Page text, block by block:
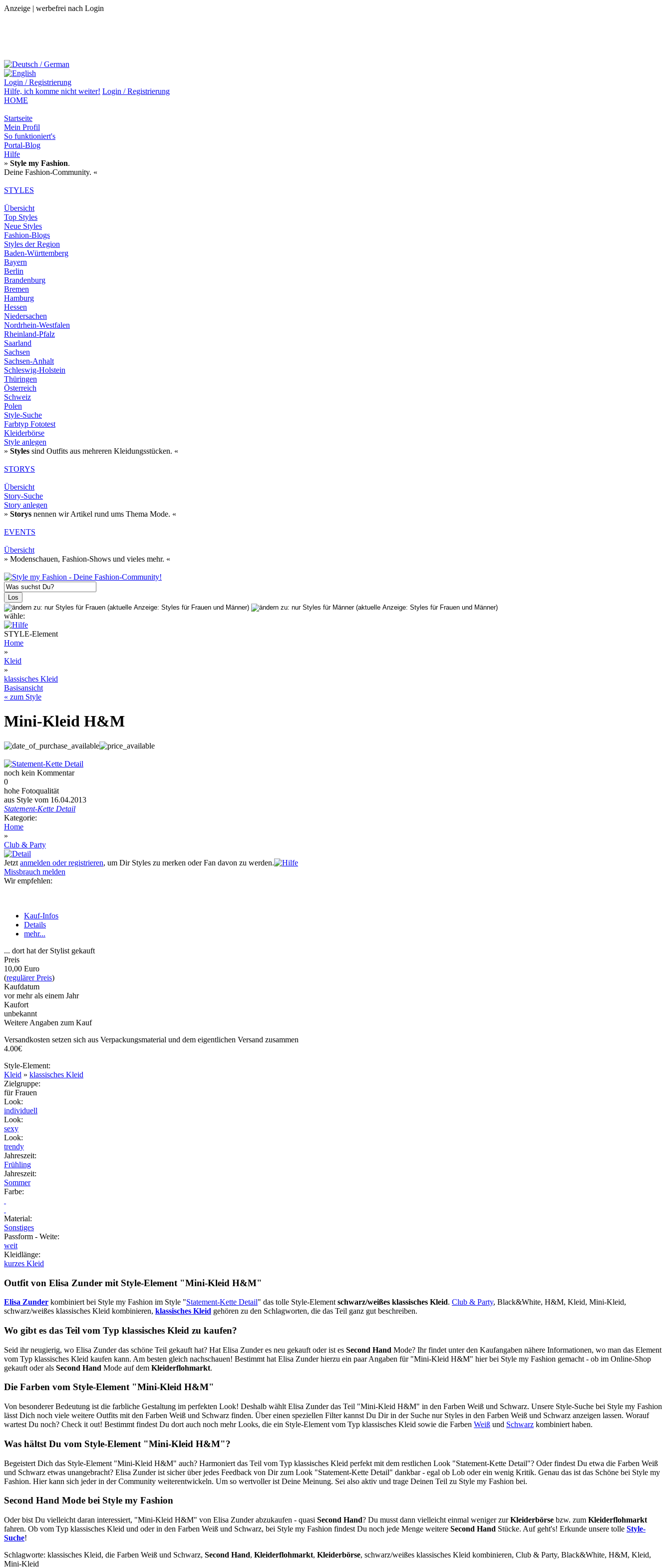
Anzeige | werbefrei nach Login
Login / Registrierung
Hilfe, ich komme nicht weiter! Login / Registrierung
HOME
Startseite
Mein Profil
So funktioniert's
Portal-Blog
Hilfe
» Style my Fashion.
Deine Fashion-Community. «
STYLES
Übersicht
Top Styles
Neue Styles
Fashion-Blogs
Styles der Region
Baden-Württemberg
Bayern
Berlin
Brandenburg
Bremen
Hamburg
Hessen
Niedersachen
Nordrhein-Westfalen
Rheinland-Pfalz
Saarland
Sachsen
Sachsen-Anhalt
Schleswig-Holstein
Thüringen
Österreich
Schweiz
Polen
Style-Suche
Farbtyp Fototest
Kleiderbörse
Style anlegen
» Styles sind Outfits aus mehreren Kleidungsstücken. «
STORYS
Übersicht
Story-Suche
Story anlegen
» Storys nennen wir Artikel rund ums Thema Mode. «
EVENTS
Übersicht
» Modenschauen, Fashion-Shows und vieles mehr. «
wähle:
STYLE-Element
Home
»
Kleid
»
klassisches Kleid
Basisansicht
« zum Style
Mini-Kleid H&M
noch kein Kommentar
0
hohe Fotoqualität
aus Style vom 16.04.2013
Statement-Kette Detail
Kategorie:
Home
»
Club & Party
Jetzt anmelden oder registrieren, um Dir Styles zu merken oder Fan davon zu werden.
Missbrauch melden
Wir empfehlen:
Kauf-Infos
Details
mehr...
... dort hat der Stylist gekauft
Preis
10,00 Euro
(regulärer Preis)
Kaufdatum
vor mehr als einem Jahr
Kaufort
unbekannt
Weitere Angaben zum Kauf
Versandkosten setzen sich aus Verpackungsmaterial und dem eigentlichen Versand zusammen
4.00€
Style-Element:
Kleid » klassisches Kleid
Zielgruppe:
für Frauen
Look:
individuell
Look:
sexy
Look:
trendy
Jahreszeit:
Frühling
Jahreszeit:
Sommer
Farbe:
Material:
Sonstiges
Passform - Weite:
weit
Kleidlänge:
kurzes Kleid
Outfit von Elisa Zunder mit Style-Element "Mini-Kleid H&M"
Elisa Zunder kombiniert bei Style my Fashion im Style "Statement-Kette Detail" das tolle Style-Element schwarz/weißes klassisches Kleid. Club & Party, Black&White, H&M, Kleid, Mini-Kleid,
schwarz/weißes klassisches Kleid kombinieren, klassisches Kleid gehören zu den Schlagworten, die das Teil ganz gut beschreiben.
Wo gibt es das Teil vom Typ klassisches Kleid zu kaufen?
Seid ihr neugierig, wo Elisa Zunder das schöne Teil gekauft hat? Hat Elisa Zunder es neu gekauft oder ist es Second Hand Mode? Ihr findet unter den Kaufangaben nähere Informationen, wo man das Element
vom Typ klassisches Kleid kaufen kann. Am besten gleich nachschauen! Bestimmt hat Elisa Zunder hierzu ein paar Angaben für "Mini-Kleid H&M" hier bei Style my Fashion gemacht - ob im Online-Shop
gekauft oder als Second Hand Mode auf dem Kleiderflohmarkt.
Die Farben vom Style-Element "Mini-Kleid H&M"
Von besonderer Bedeutung ist die farbliche Gestaltung im perfekten Look! Deshalb wählt Elisa Zunder das Teil "Mini-Kleid H&M" in den Farben Weiß und Schwarz. Unsere Style-Suche bei Style my Fashion
lässt Dich noch viele weitere Outfits mit den Farben Weiß und Schwarz finden. Über einen speziellen Filter kannst Du Dir in der Suche nur Styles in den Farben Weiß und Schwarz anzeigen lassen. Worauf
wartest Du noch? Check it out! Bestimmt findest Du dort auch noch mehr Looks, die ein Style-Element vom Typ klassisches Kleid sowie die Farben Weiß und Schwarz kombiniert haben.
Was hältst Du vom Style-Element "Mini-Kleid H&M"?
Begeistert Dich das Style-Element "Mini-Kleid H&M" auch? Harmoniert das Teil vom Typ klassisches Kleid perfekt mit dem restlichen Look "Statement-Kette Detail"? Oder findest Du etwa die Farben Weiß
und Schwarz etwas unangebracht? Elisa Zunder ist sicher über jedes Feedback von Dir zum Look "Statement-Kette Detail" dankbar - egal ob Lob oder ein wenig Kritik. Genau das ist das Schöne bei Style my
Fashion. Hier kann sich jeder in der Community weiterentwickeln. Um so wertvoller ist Deine Meinung. Sei also aktiv und trage Deinen Teil zu Style my Fashion bei.
Second Hand Mode bei Style my Fashion
Oder bist Du vielleicht daran interessiert, "Mini-Kleid H&M" von Elisa Zunder abzukaufen - quasi Second Hand? Du musst dann vielleicht einmal weniger zurKleiderbörse bzw. zum Kleiderflohmarkt
fahren. Ob vom Typ klassisches Kleid und oder in den Farben Weiß und Schwarz, bei Style my Fashion findest Du noch jede Menge weitere Second Hand Stücke. Auf geht's! Erkunde unsere tolle Style-
Suche!
Schlagworte: klassisches Kleid, die Farben Weiß und Schwarz, Second Hand, Kleiderflohmarkt, Kleiderbörse, schwarz/weißes klassisches Kleid kombinieren, Club & Party, Black&White, H&M, Kleid,
Mini-Kleid